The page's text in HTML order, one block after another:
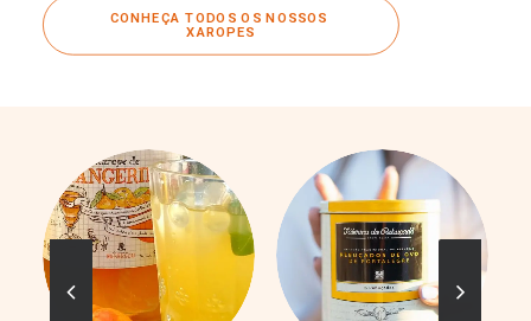
CONHEÇA TODOS OS NOSSOS
XAROPES